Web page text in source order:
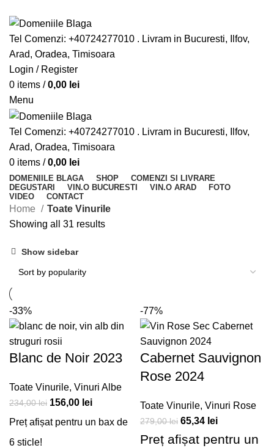
Tel Comenzi: +40724277010 . Livram in Bucuresti, Ilfov,
Arad, Oradea, Timisoara
Login / Register
0 items / 0,00 lei
Menu
Tel Comenzi: +40724277010 . Livram in Bucuresti, Ilfov,
Arad, Oradea, Timisoara
0 items / 0,00 lei
DOMENIILE BLAGA SHOP
COMENZI SI LIVRARE
DEGUSTARI
VIN.O BUCURESTI VIN.O ARAD
FOTO
VIDEO
CONTACT
Home
Toate Vinurile
Showing all 31 results
Show sidebar
-33%
Blanc de Noir 2023
Toate Vinurile, Vinuri Albe
234,00lei 156,00 lei
Preț afișat pentru un bax de
6 sticle!
-77%
Cabernet Sauvignon
Rose 2024
Toate Vinurile, Vinuri Rose
279,00lei 65,34 lei
Preț afișat pentru un